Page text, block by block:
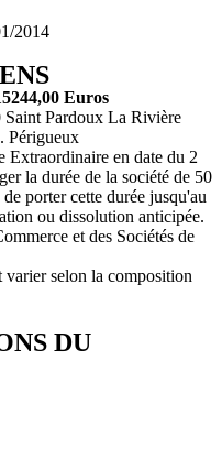
2014
Euros
Saint Pardoux La Rivière
Périgueux
Extraordinaire en date du 2
la durée de la société de 50
porter cette durée jusqu'au
ou dissolution anticipée.
et des Sociétés de
varier selon la composition
DU